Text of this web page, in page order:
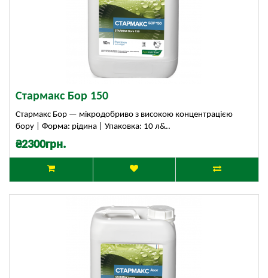
Стармакс Бор 150
Стармакс Бор — мікродобриво з високою концентрацією
бору | Форма: рідина | Упаковка: 10 л&..
₴2300грн.